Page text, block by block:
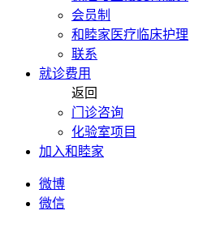
会员制
和睦家医疗临床护理
联系
就诊费用
返回
门诊咨询
化验室项目
加入和睦家
微博
微信